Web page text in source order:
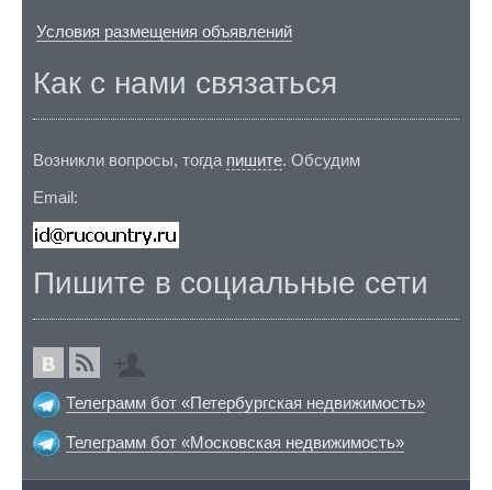
Условия размещения объявлений
Как с нами связаться
Возникли вопросы, тогда пишите. Обсудим
Email:
Пишите в социальные сети
Телеграмм бот «Петербургская недвижимость»
Телеграмм бот «Московская недвижимость»